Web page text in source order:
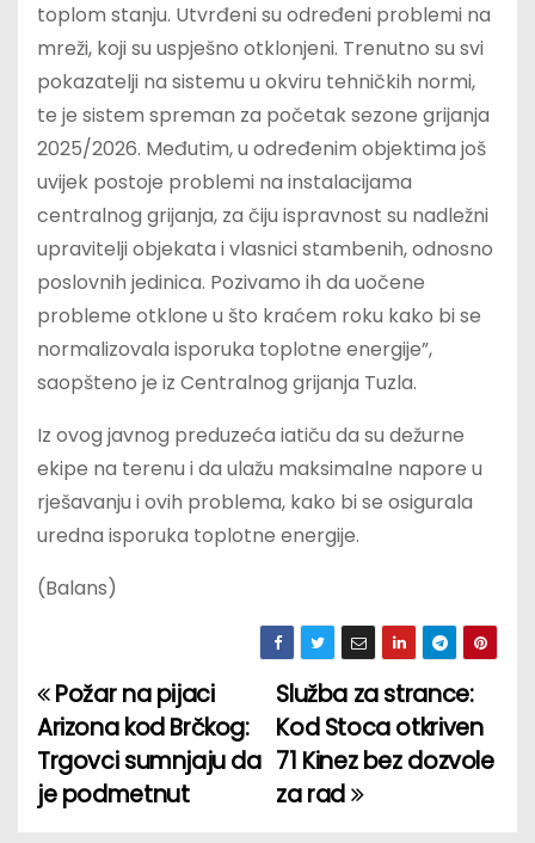
toplom stanju. Utvrđeni su određeni problemi na
mreži, koji su uspješno otklonjeni. Trenutno su svi
pokazatelji na sistemu u okviru tehničkih normi,
te je sistem spreman za početak sezone grijanja
2025/2026. Međutim, u određenim objektima još
uvijek postoje problemi na instalacijama
centralnog grijanja, za čiju ispravnost su nadležni
upravitelji objekata i vlasnici stambenih, odnosno
poslovnih jedinica. Pozivamo ih da uočene
probleme otklone u što kraćem roku kako bi se
normalizovala isporuka toplotne energije”,
saopšteno je iz Centralnog grijanja Tuzla.
Iz ovog javnog preduzeća iatiču da su dežurne
ekipe na terenu i da ulažu maksimalne napore u
rješavanju i ovih problema, kako bi se osigurala
uredna isporuka toplotne energije.
(Balans)
P
o
s
Služba za strance:
Kod Stoca otkriven
71 Kinez bez dozvole
za rad
Požar na pijaci
Arizona kod Brčkog:
Trgovci sumnjaju da
je podmetnut